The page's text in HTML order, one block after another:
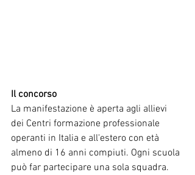
Il concorso
La manifestazione è aperta agli allievi
dei Centri formazione professionale
operanti in Italia e all'estero con età
almeno di 16 anni compiuti. Ogni scuola
può far partecipare una sola squadra.